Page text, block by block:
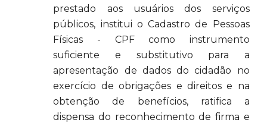
prestado aos usuários dos serviços
públicos, institui o Cadastro de Pessoas
Físicas - CPF como instrumento
suficiente e substitutivo para a
apresentação de dados do cidadão no
exercício de obrigações e direitos e na
obtenção de benefícios, ratifica a
dispensa do reconhecimento de firma e